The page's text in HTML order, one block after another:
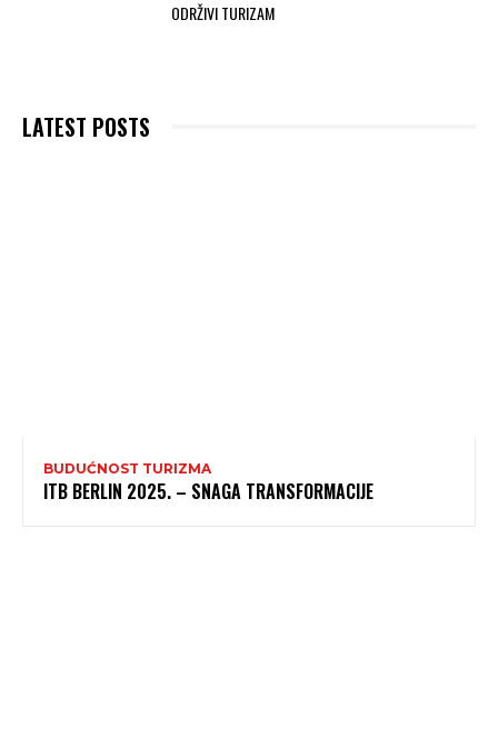
ODRŽIVI TURIZAM
LATEST POSTS
BUDUĆNOST TURIZMA
ITB BERLIN 2025. – SNAGA TRANSFORMACIJE